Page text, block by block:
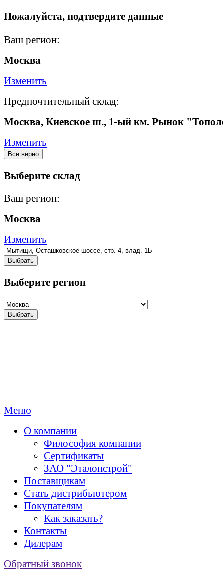
Пожалуйста, подтвердите данные
Ваш регион:
Москва
Изменить
Предпочтительный склад:
Москва, Киевское ш., 1-ый км. Рынок
Изменить
Все верно
Выберите склад
Ваш регион:
Москва
Изменить
Выбрать
Выберите регион
Выбрать
Меню
О компании
Философия компании
Сертификаты
ЗАО "Эталонстрой"
Поставщикам
Стать дистрибьютером
Покупателям
Как заказать?
Контакты
Дилерам
Обратный звонок